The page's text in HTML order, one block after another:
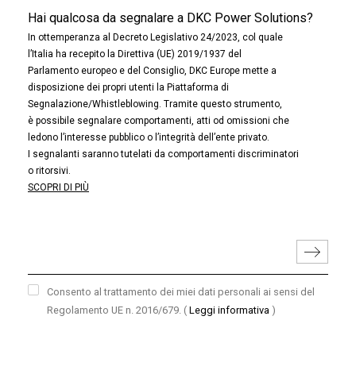
Hai qualcosa da segnalare a DKC Power Solutions?
In ottemperanza al Decreto Legislativo 24/2023, col quale
l’Italia ha recepito la Direttiva (UE) 2019/1937 del
Parlamento europeo e del Consiglio, DKC Europe mette a
disposizione dei propri utenti la Piattaforma di
Segnalazione/Whistleblowing. Tramite questo strumento,
è possibile segnalare comportamenti, atti od omissioni che
ledono l’interesse pubblico o l’integrità dell’ente privato.
I segnalanti saranno tutelati da comportamenti discriminatori
o ritorsivi.
SCOPRI DI PIÙ
Consento al trattamento dei miei dati personali ai sensi del
Regolamento UE n. 2016/679. ( Leggi informativa )